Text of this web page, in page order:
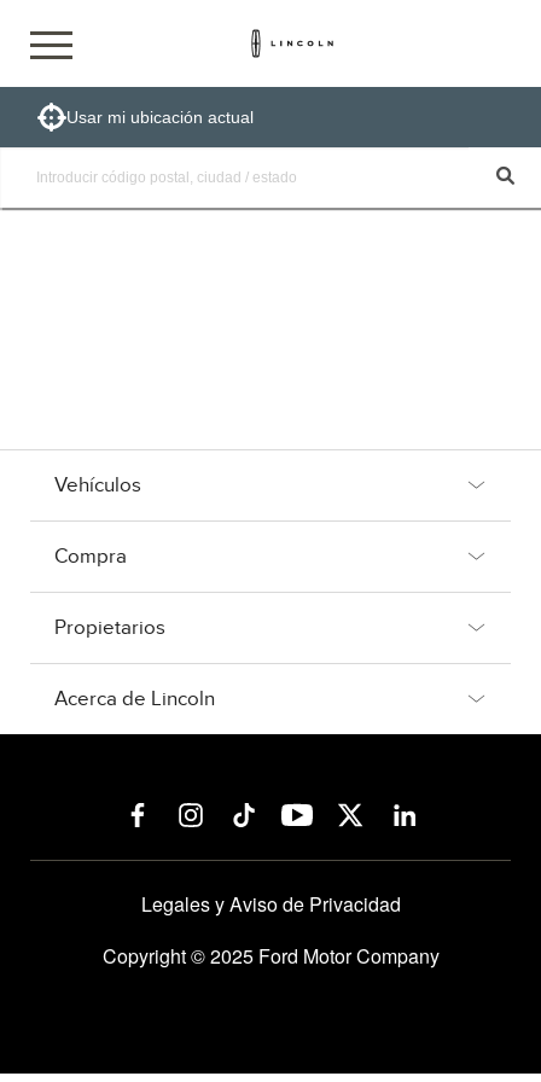
Usar mi ubicación actual
Vehículos
Compra
Propietarios
Acerca de Lincoln
Legales y Aviso de Privacidad
Copyright © 2025 Ford Motor Company